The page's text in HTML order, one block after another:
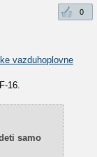
0
vazduhoplovne
16.
samo